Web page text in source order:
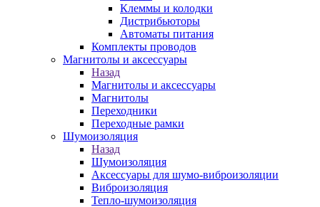
Клеммы и колодки
Дистрибьюторы
Автоматы питания
Комплекты проводов
Магнитолы и аксессуары
Назад
Магнитолы и аксессуары
Магнитолы
Переходники
Переходные рамки
Шумоизоляция
Назад
Шумоизоляция
Аксессуары для шумо-виброизоляции
Виброизоляция
Тепло-шумоизоляция